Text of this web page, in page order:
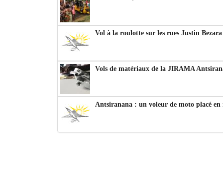
Vol à la roulotte sur les rues Justin
Vols de matériaux de la JIRAMA
Antsiranana : un voleur de moto placé en